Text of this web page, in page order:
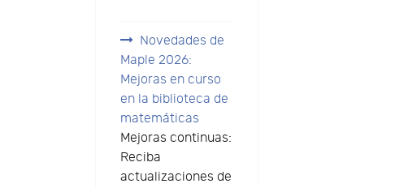
Novedades de
Maple 2026:
Mejoras en curso
en la biblioteca de
matemáticas
Mejoras continuas:
Reciba
actualizaciones de